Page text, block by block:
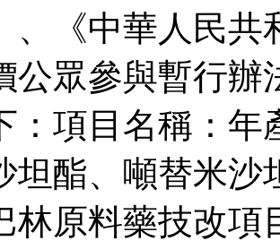
、《中華人民共
公眾參與暫行辦
：項目名稱：年
坦酯、噸替米沙
林原料藥技改項